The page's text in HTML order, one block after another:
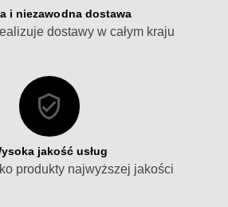
i niezawodna dostawa
dostawy w całym kraju
jakość usług
produkty najwyższej jakości